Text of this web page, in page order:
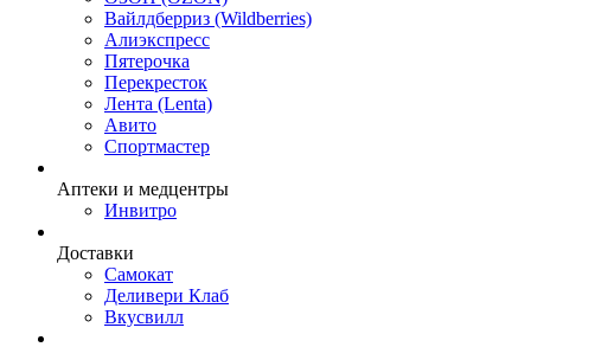
Вайлдберриз (Wildberries)
Алиэкспресс
Пятерочка
Перекресток
Лента (Lenta)
Авито
Спортмастер
Аптеки и медцентры
Инвитро
Доставки
Самокат
Деливери Клаб
Вкусвилл